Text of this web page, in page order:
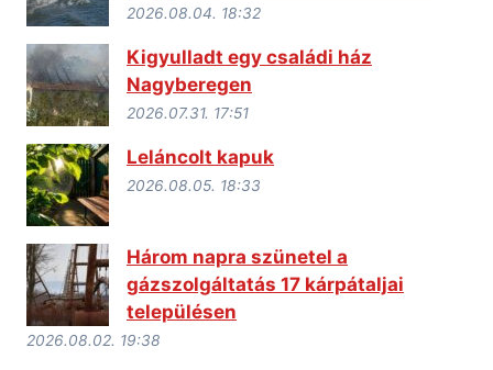
2026.08.04. 18:32
Kigyulladt egy családi ház
Nagyberegen
2026.07.31. 17:51
Leláncolt kapuk
2026.08.05. 18:33
Három napra szünetel a
gázszolgáltatás 17 kárpátaljai
településen
2026.08.02. 19:38